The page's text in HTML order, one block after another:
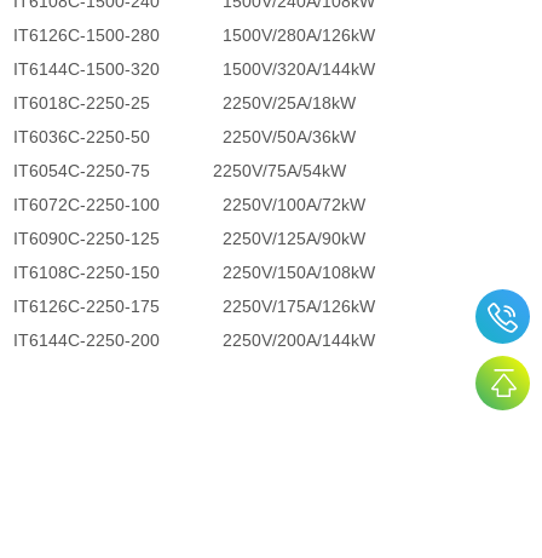
IT6126C-1500-280
1500V/280A/126kW
IT6144C-1500-320
1500V/320A/144kW
IT6018C-2250-25
2250V/25A/18kW
IT6036C-2250-50
2250V/50A/36kW
IT6054C-2250-75
2250V/75A/54kW
IT6072C-2250-100
2250V/100A/72kW
IT6090C-2250-125
2250V/125A/90kW
IT6108C-2250-150
2250V/150A/108kW
IT6126C-2250-175
2250V/175A/126kW
IT6144C-2250-200
2250V/200A/144kW